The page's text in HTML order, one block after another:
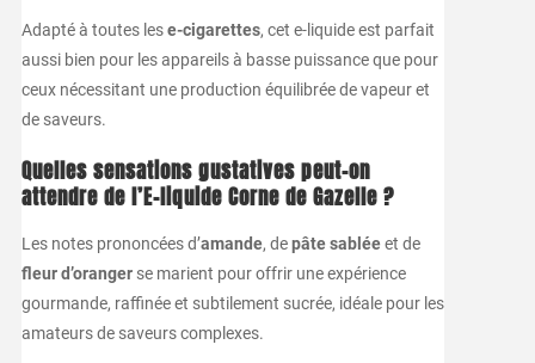
Adapté à toutes lese-cigarettes, cet e-liquide est parfait
aussi bien pour les appareils à basse puissance que pour
ceux nécessitant une production équilibrée de vapeur et
de saveurs.
Quelles sensations gustatives peut-on
attendre de l’E-liquide Corne de Gazelle?
Les notes prononcées d’amande, depâte sabléeet de
fleur d’orangerse marient pour offrir une expérience
gourmande, raffinée et subtilement sucrée, idéale pour les
amateurs de saveurs complexes.